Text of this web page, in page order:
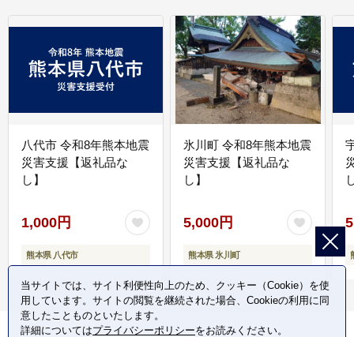
八代市 令和8年熊本地震
災害支援【返礼品な
し】
1,000円
熊本県 八代市
氷川町 令和8年熊本地震
災害支援【返礼品な
し】
5,000円
熊本県 氷川町
当サイトでは、サイト利便性向上のため、クッキー（Cookie）を使
用しています。サイトの閲覧を継続された場合、Cookieの利用に同
意したことものといたします。
詳細についてはプライバシーポリシーをお読みください。